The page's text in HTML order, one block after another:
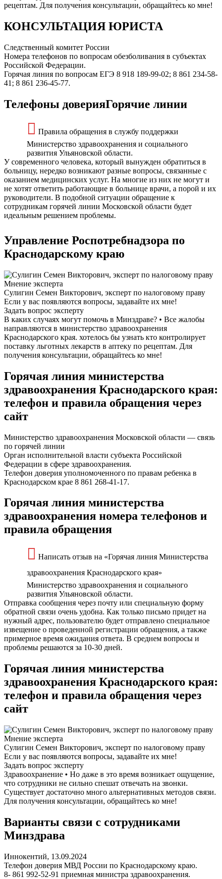
рецептам. Для получения консультации, обращайтесь ко мне!
КОНСУЛЬТАЦИЯ ЮРИСТА
Следственный комитет России
Номера телефонов по вопросам обезболивания в субъектах
Российской Федерации.
Горячая линия по вопросам ЕГЭ 8 918 189-99-02; 8 861 234-58-
41; 8 861 236-45-77.
Телефоны доверияГорячие линии
Правила обращения в службу поддержки
Министерство здравоохранения и социального
развития Ульяновской области.
У современного человека, который вынужден обратиться в
больницу, нередко возникают разные вопросы, связанные с
оказанием медицинских услуг. На многие из них не могут и
не хотят ответить работающие в больнице врачи, а порой и их
руководители. В подобной ситуации обращение к
сотрудникам горячей линии Московской области будет
идеальным решением проблемы.
Управление Роспотребнадзора по
Краснодарскому краю
Мнение эксперта
Сулигин Семен Викторович, эксперт по налоговому праву
Если у вас появляются вопросы, задавайте их мне!
Задать вопрос эксперту
В каких случаях могут помочь в Минздраве? • Все жалобы
направляются в министерство здравоохранения
Краснодарского края. хотелось бы узнать кто контролирует
поставку льготных лекарств в аптеку по рецептам. Для
получения консультации, обращайтесь ко мне!
Горячая линия министерства
здравоохранения Краснодарского края:
телефон и правила обращения через
сайт
Министерство здравоохранения Московской области — связь
по горячей линии
Орган исполнительной власти субъекта Российской
Федерации в сфере здравоохранения.
Телефон доверия уполномоченного по правам ребенка в
Краснодарском крае 8 861 268-41-17.
Горячая линия министерства
здравоохранения номера телефонов и
правила обращения
Написать отзыв на «Горячая линия Министерства
здравоохранения Краснодарского края»
Министерство здравоохранения и социального
развития Ульяновской области.
Отправка сообщения через почту или специальную форму
обратной связи очень удобна. Как только письмо придет на
нужный адрес, пользователю будет отправлено специальное
извещение о проведенной регистрации обращения, а также
примерное время ожидания ответа. В среднем вопросы и
проблемы решаются за 10-30 дней.
Горячая линия министерства
здравоохранения Краснодарского края:
телефон и правила обращения через
сайт
Мнение эксперта
Сулигин Семен Викторович, эксперт по налоговому праву
Если у вас появляются вопросы, задавайте их мне!
Задать вопрос эксперту
Здравоохранение • Но даже в это время возникает ощущение,
что сотрудники не сильно спешат отвечать на звонки.
Существует достаточно много альтернативных методов связи.
Для получения консультации, обращайтесь ко мне!
Варианты связи с сотрудниками
Минздрава
Иннокентий, 13.09.2024
Телефон доверия МВД России по Краснодарскому краю.
8- 861 992-52-91 приемная министра здравоохранения.